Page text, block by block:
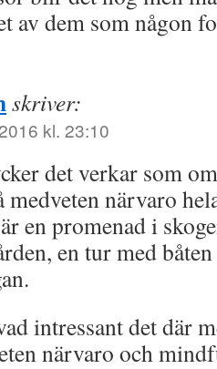
av dem som någon
skriver:
kl. 23:10
det verkar som
medveten närvaro
en promenad i
en tur med
intressant det där
närvaro och